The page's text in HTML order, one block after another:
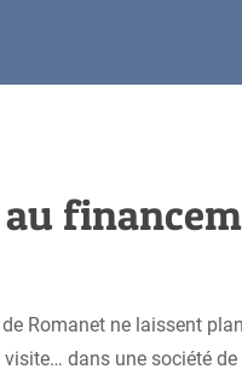
au
de Romanet ne laissent
dans une société